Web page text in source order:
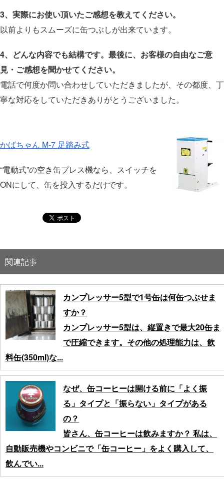
3、実際にお使い頂いたご感想を教えてください。
以前よりもスムーズに缶つぶしが出来ています。
4、どんな内容でも結構です。最後に、お客様の自由なご意
見・ご感想を聞かせてください。
電話で何度か問い合わせしていただきましたが、その都度、丁
寧な対応をしていただきありがとうございました。
かばちゃん M-7 足踏み式
“電動式”の空き缶プレス機なら、スイッチを
ONにして、缶を投入するだけです。
関連記事
カンプレッサー5型で1号缶は何缶つぶせま
すか？
カンプレッサー5型は、縦置きで最大20缶ま
で圧縮できます。その他の処理能力は、飲
料缶(350ml)な...
なぜ、缶コーヒーは開ける前に「よく振
る」タイプと「振らない」タイプがある
の？
皆さん、缶コーヒーは飲みますか？ 私は、
自動販売機やコンビニで「缶コーヒー」をよく購入して、
飲んでい...